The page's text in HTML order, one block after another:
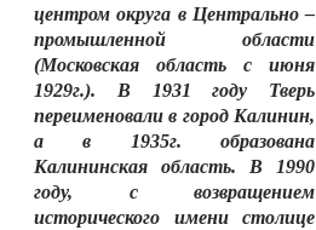
центром округа в Центрально –
промышленной области
(Московская область с июня
1929г.). В 1931 году Тверь
переименовали в город Калинин,
а в 1935г. образована
Калининская область. В 1990
году, с возвращением
исторического имени столице